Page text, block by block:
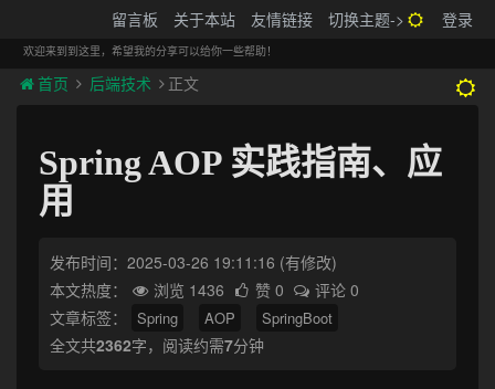
留言板 关于本站 友情链接 切换主题-> 登录
欢迎来到到这里，希望我的分享可以给你一些帮助！
首页 后端技术 正文
Spring AOP 实践指南、应
用
发布时间：2025-03-26 19:11:16 (有修改)
本文热度：
浏览 1436 赞 0
评论 0
文章标签：
Spring AOP SpringBoot
全文共2362字，阅读约需7分钟